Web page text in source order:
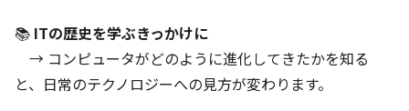
📚 ITの歴史を学ぶきっかけに
→ コンピュータがどのように進化してきたかを知る
と、日常のテクノロジーへの見方が変わります。